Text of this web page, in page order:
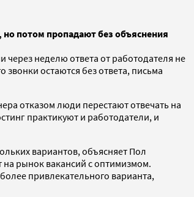
но потом пропадают без объяснения
неделю ответа от работодателя не
остаются без ответа, письма
отказом люди перестают отвечать на
практикуют и работодатели, и
вариантов, объясняет Пол
на рынок вакансий с оптимизмом.
привлекательного варианта,